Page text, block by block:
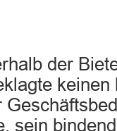
der
keinen
sein